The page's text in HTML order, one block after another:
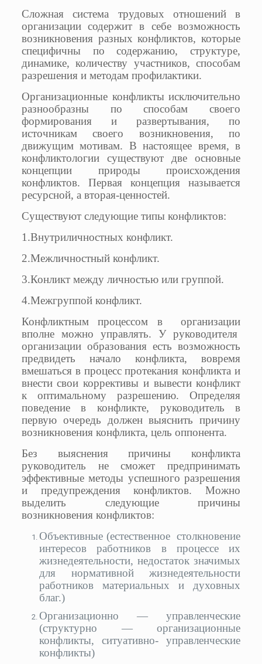
Сложная система трудовых отношений в
организации содержит в себе возможность
возникновения разных конфликтов, которые
специфичны по содержанию, структуре,
динамике, количеству участников, способам
разрешения и методам профилактики.
Организационные конфликты исключительно
разнообразны по способам своего
формирования и развертывания, по
источникам своего возникновения, по
движущим мотивам. В настоящее время, в
конфликтологии существуют две основные
концепции природы происхождения
конфликтов. Первая концепция называется
ресурсной, а вторая-ценностей.
Существуют следующие типы конфликтов:
1.Внутриличностных конфликт.
2.Межличностный конфликт.
3.Конликт между личностью или группой.
4.Межгруппой конфликт.
Конфликтным процессом в организации
вполне можно управлять. У руководителя
организации образования есть возможность
предвидеть начало конфликта, вовремя
вмешаться в процесс протекания конфликта и
внести свои коррективы и вывести конфликт
к оптимальному разрешению. Определяя
поведение в конфликте, руководитель в
первую очередь должен выяснить причину
возникновения конфликта, цель оппонента.
Без выяснения причины конфликта
руководитель не сможет предпринимать
эффективные методы успешного разрешения
и предупреждения конфликтов. Можно
выделить следующие причины
возникновения конфликтов:
Объективные (естественное столкновение
интересов работников в процессе их
жизнедеятельности, недостаток значимых
для нормативной жизнедеятельности
работников материальных и духовных
благ.)
Организационно — управленческие
(структурно — организационные
конфликты, ситуативно- управленческие
конфликты)